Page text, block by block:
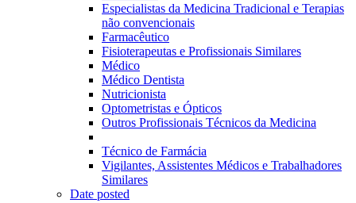
Especialistas da Medicina Tradicional e Terapias
não convencionais
Farmacêutico
Fisioterapeutas e Profissionais Similares
Médico
Médico Dentista
Nutricionista
Optometristas e Ópticos
Outros Profissionais Técnicos da Medicina
Técnico de Farmácia
Vigilantes, Assistentes Médicos e Trabalhadores
Similares
Date posted